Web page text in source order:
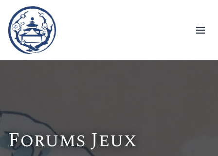
Forums Jeux